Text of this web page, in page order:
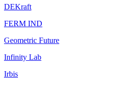
DEKraft
FERM IND
Geometric Future
Infinity Lab
Irbis